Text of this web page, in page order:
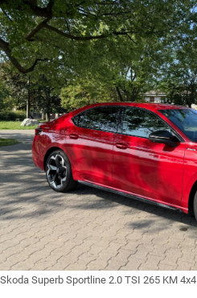
Skoda Superb Sportline 2.0 TSI 265 KM 4x4